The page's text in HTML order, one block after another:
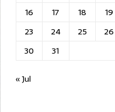
16
17 18 19
23
24 25 26
30
31
« Jul